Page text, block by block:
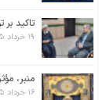
تاکید
۱۹ خرداد ۱۴۰۵
منبر،
۱۶ خرداد ۱۴۰۵